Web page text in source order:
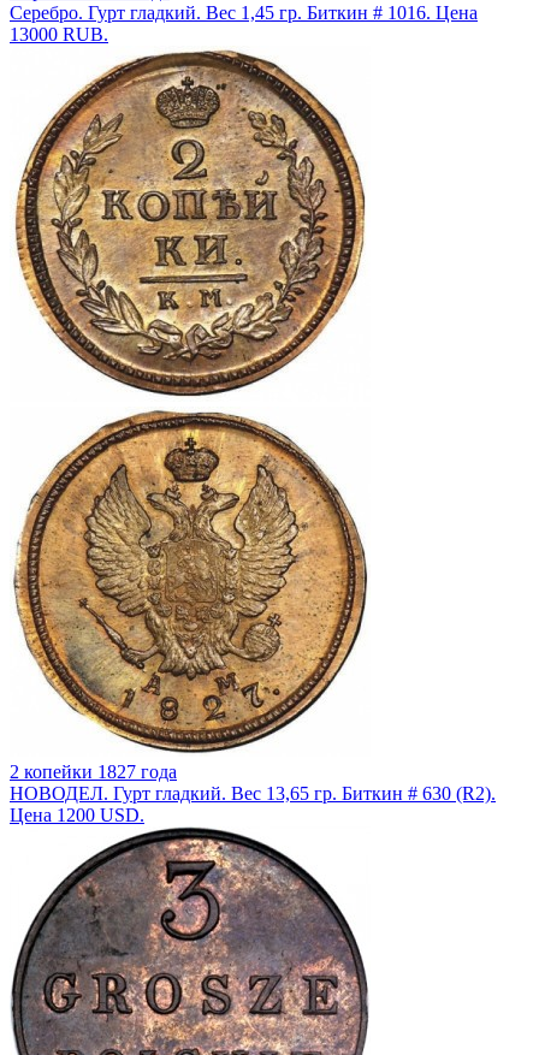
Серебро. Гурт гладкий. Вес 1,45 гр. Биткин # 1016. Цена
13000 RUB.
2 копейки 1827 года
НОВОДЕЛ. Гурт гладкий. Вес 13,65 гр. Биткин # 630 (R2).
Цена 1200 USD.